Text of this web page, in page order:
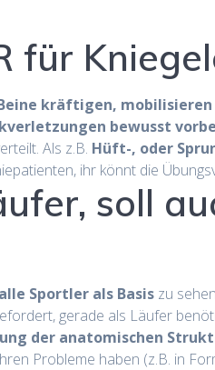
für
kräftigen, mobilisieren
bewusst
Als z.B. Hüft-, oder
ihr könnt die
soll
alle Sportler als Basis zu
gerade als Läufer
der anatomischen
Probleme haben (z.B. in